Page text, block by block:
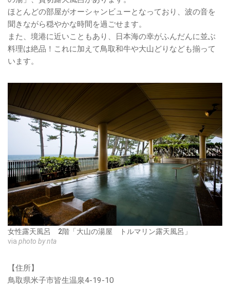
ほとんどの部屋がオーシャンビューとなっており、波の音を
聞きながら穏やかな時間を過ごせます。
また、境港に近いこともあり、日本海の幸がふんだんに並ぶ
料理は絶品！これに加えて鳥取和牛や大山どりなども揃って
います。
女性露天風呂 2階「大山の湯屋 トルマリン露天風呂」
via photo by nta
【住所】
鳥取県米子市皆生温泉4-19-10